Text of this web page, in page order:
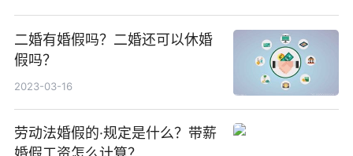
二婚有婚假吗？二婚还可以休婚
假吗？
2023-03-16
劳动法婚假的·规定是什么？带薪